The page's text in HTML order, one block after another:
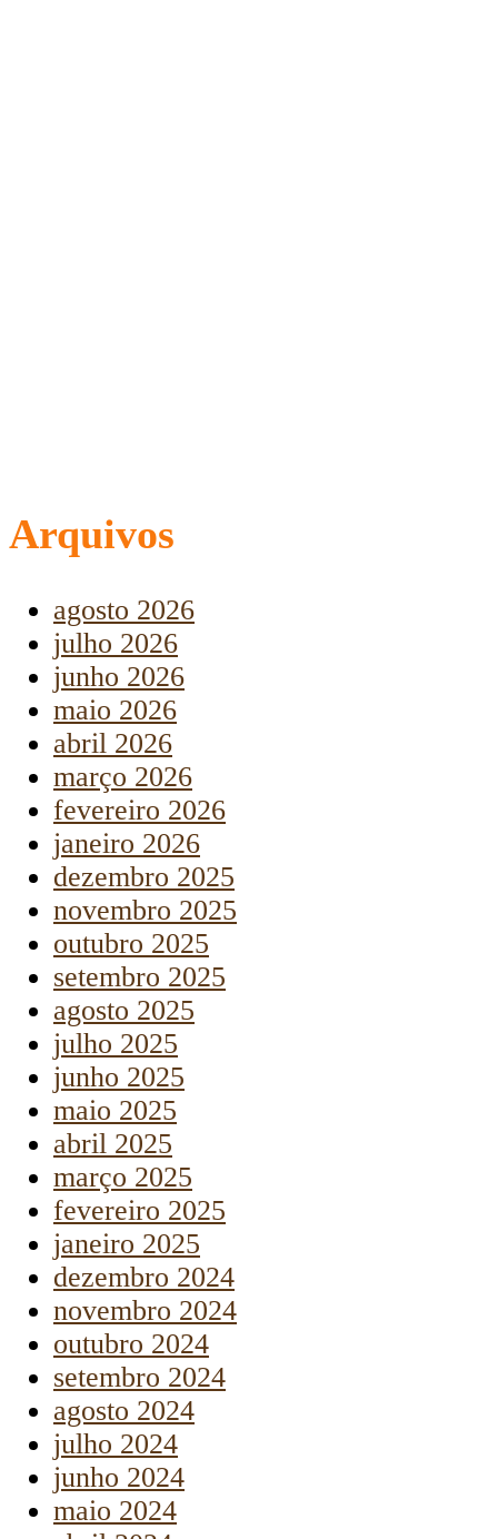
Arquivos
agosto 2026
julho 2026
junho 2026
maio 2026
abril 2026
março 2026
fevereiro 2026
janeiro 2026
dezembro 2025
novembro 2025
outubro 2025
setembro 2025
agosto 2025
julho 2025
junho 2025
maio 2025
abril 2025
março 2025
fevereiro 2025
janeiro 2025
dezembro 2024
novembro 2024
outubro 2024
setembro 2024
agosto 2024
julho 2024
junho 2024
maio 2024